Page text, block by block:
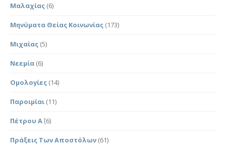
Μαλαχίας (6)
Μηνύματα Θείας Κοινωνίας (173)
Μιχαίας (5)
Νεεμία (6)
Ομολογίες (14)
Παροιμίαι (11)
Πέτρου Α΄(6)
Πράξεις Των Αποστόλων (61)